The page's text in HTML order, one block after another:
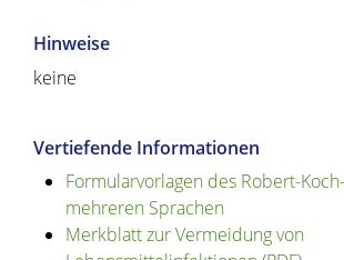
Hinweise
keine
Vertiefende Informationen
Formularvorlagen des Robert-
mehreren Sprachen
Merkblatt zur Vermeidung von